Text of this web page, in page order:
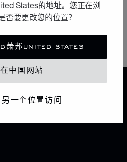
States的地址。您正在浏
否要更改您的位置？
萧邦UNITED STATES
中国网站
一个位置访问
- 10:00 PM
- 10:00 PM
所有店铺 亚洲 大洋洲
BOUTIQUE BEIJING SKP
/地区）